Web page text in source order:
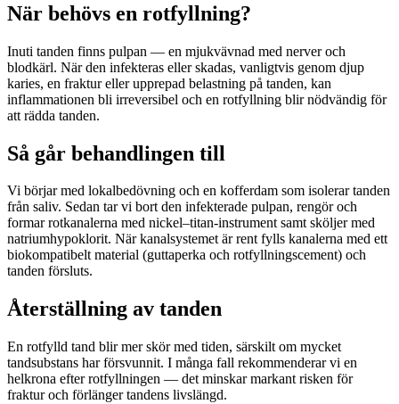
När behövs en rotfyllning?
Inuti tanden finns pulpan — en mjukvävnad med nerver och
blodkärl. När den infekteras eller skadas, vanligtvis genom djup
karies, en fraktur eller upprepad belastning på tanden, kan
inflammationen bli irreversibel och en rotfyllning blir nödvändig för
att rädda tanden.
Så går behandlingen till
Vi börjar med lokalbedövning och en kofferdam som isolerar tanden
från saliv. Sedan tar vi bort den infekterade pulpan, rengör och
formar rotkanalerna med nickel–titan-instrument samt sköljer med
natriumhypoklorit. När kanalsystemet är rent fylls kanalerna med ett
biokompatibelt material (guttaperka och rotfyllningscement) och
tanden försluts.
Återställning av tanden
En rotfylld tand blir mer skör med tiden, särskilt om mycket
tandsubstans har försvunnit. I många fall rekommenderar vi en
helkrona efter rotfyllningen — det minskar markant risken för
fraktur och förlänger tandens livslängd.